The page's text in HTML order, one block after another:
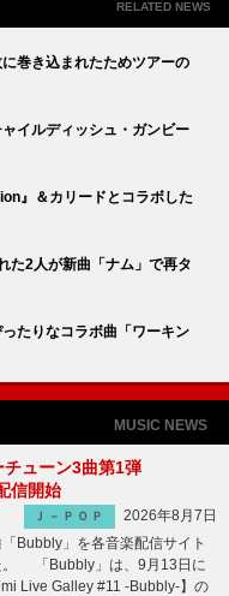
RELATED NEWS
巻き込まれたためツアーの
イルディッシュ・ガンビー
』＆カリードとコラボした
た2人が新曲「ナム」で再タ
たりなコラボ曲「ワーキン
MUSIC NEWS
ューン3曲第1弾
信開始
Ｊ－ＰＯＰ
2026年8月7日
Bubbly」を各音楽配信サイト
。 「Bubbly」は、9月13日に
Live Galley #11 -Bubbly-】の